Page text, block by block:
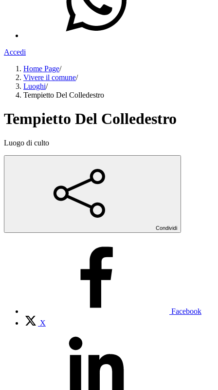
Accedi
Home Page/
Vivere il comune/
Luoghi/
Tempietto Del Colledestro
Tempietto Del Colledestro
Luogo di culto
Condividi
Facebook
X